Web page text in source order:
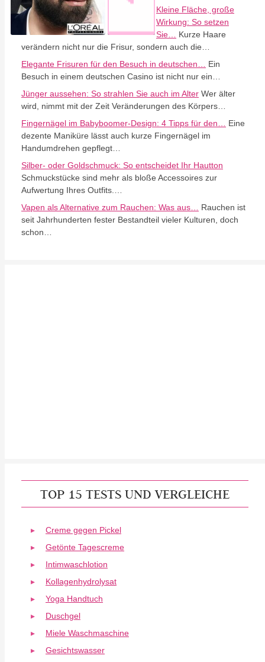
Kleine Fläche, große
Wirkung: So setzen
Sie…
Kurze Haare
verändern nicht nur die Frisur, sondern auch die…
Elegante Frisuren für den Besuch in deutschen…
Ein
Besuch in einem deutschen Casino ist nicht nur ein…
Jünger aussehen: So strahlen Sie auch im Alter Wer älter
wird, nimmt mit der Zeit Veränderungen des Körpers…
Fingernägel im Babyboomer-Design: 4 Tipps für den…
Eine
dezente Maniküre lässt auch kurze Fingernägel im
Handumdrehen gepflegt…
Silber- oder Goldschmuck: So entscheidet Ihr Hautton
Schmuckstücke sind mehr als bloße Accessoires zur
Aufwertung Ihres Outfits.…
Vapen als Alternative zum Rauchen: Was aus…
Rauchen ist
seit Jahrhunderten fester Bestandteil vieler Kulturen, doch
schon…
TOP 15 TESTS UND VERGLEICHE
Creme gegen Pickel
Getönte Tagescreme
Intimwaschlotion
Kollagenhydrolysat
Yoga Handtuch
Duschgel
Miele Waschmaschine
Gesichtswasser